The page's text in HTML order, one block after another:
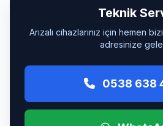
Teknik
Arızalı cihazlarınız için hemen
adresinize
0538 638